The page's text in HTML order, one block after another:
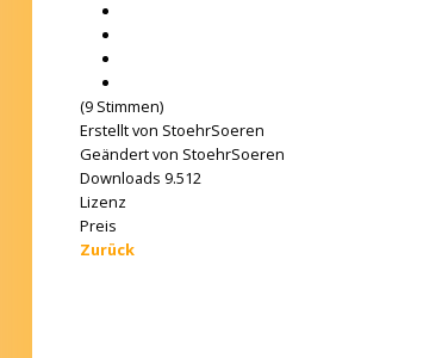
(9 Stimmen)
Erstellt von StoehrSoeren
Geändert von StoehrSoeren
Downloads 9.512
Lizenz
Preis
Zurück